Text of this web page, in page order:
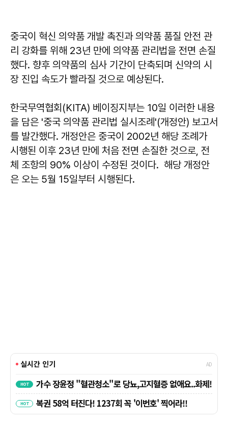
중국이 혁신 의약품 개발 촉진과 의약품 품질 안전 관
리 강화를 위해 23년 만에 의약품 관리법을 전면 손질
했다. 향후 의약품의 심사 기간이 단축되며 신약의 시
장 진입 속도가 빨라질 것으로 예상된다.
한국무역협회(KITA) 베이징지부는 10일 이러한 내용
을 담은 '중국 의약품 관리법 실시조례'(개정안) 보고서
를 발간했다. 개정안은 중국이 2002년 해당 조례가
시행된 이후 23년 만에 처음 전면 손질한 것으로, 전
체 조항의 90% 이상이 수정된 것이다. 해당 개정안
은 오는 5월 15일부터 시행된다.